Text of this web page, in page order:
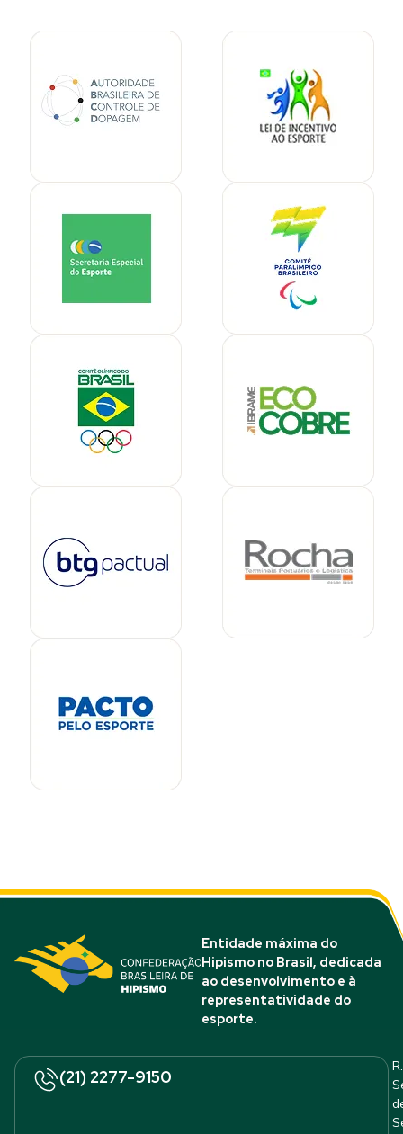
Entidade máxima do
Hipismo no Brasil, dedicada
ao desenvolvimento e à
representatividade do
esporte.
(21) 2277-9150
R.